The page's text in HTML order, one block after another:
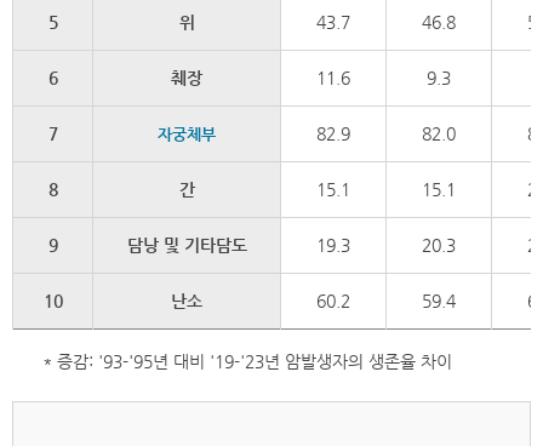
5 위 43.7 46.8
6 췌장 11.6 9.3
7 자궁체부 82.9 82.0
8 간 15.1 15.1
9 담낭 및 기타담도 19.3 20.3
10 난소 60.2 59.4
* 증감: '93-'95년 대비 '19-'23년 암발생자의 생존율 차이